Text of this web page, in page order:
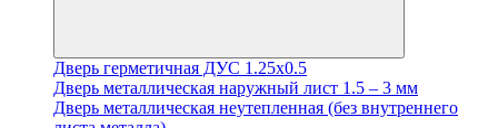
Дверь герметичная ДУС 1.25х0.5
Дверь металлическая наружный лист 1.5 – 3 мм
Дверь металлическая неутепленная (без внутреннего